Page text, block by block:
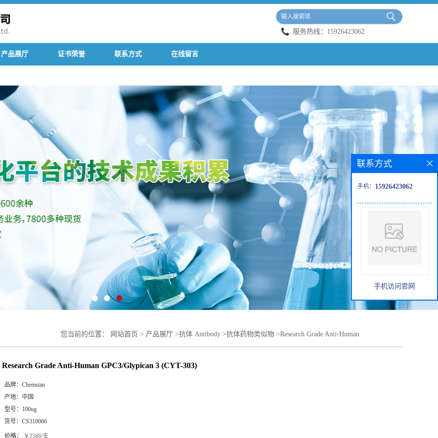
服务热线： 15926423062
产品展厅 证书荣誉 联系方式 在线留言
您当前的位置： 网站首页 > 产品展厅 >抗体 Antibody >抗体药物类似物 >Research Grade Anti-Human
Research Grade Anti-Human GPC3/Glypican 3 (CYT-303)
品牌： Chemstan
产地： 中国
型号： 100ug
货号： CS310066
价格： ￥2588/支
联系方式
手机： 15926423062
手机访问官网